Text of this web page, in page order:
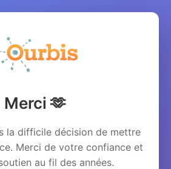
Merci 🫶
la difficile décision de mettre
Merci de votre confiance et
au fil des années.